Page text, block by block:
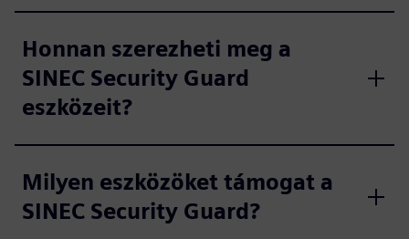
Honnan szerezheti meg a
SINEC Security Guard
eszközeit?
Milyen eszközöket támogat a
SINEC Security Guard?